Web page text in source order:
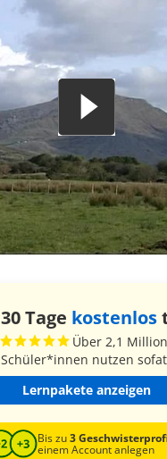
30 Tage kostenlos
Über 2,1
Schüler*innen nutzen
Lernpakete anzeigen
Bis zu3
einem Account anlegen